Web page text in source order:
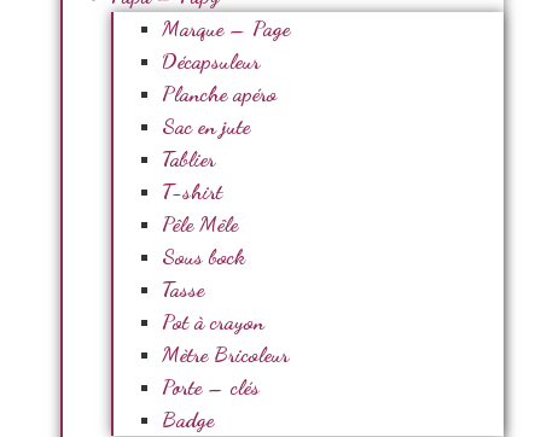
Marque – Page
Décapsuleur
Planche apéro
Sac en jute
Tablier
T-shirt
Pêle Mêle
Sous bock
Tasse
Pot à crayon
Mètre Bricoleur
Porte – clés
Badge